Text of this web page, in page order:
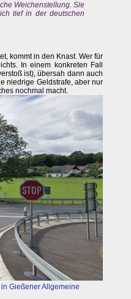
Weichenstellung. Sie
tief in der deutschen
kommt in den Knast. Wer für
In einem konkreten Fall
ist), übersah dann auch
niedrige Geldstrafe, aber nur
nochmal macht.
in Gießener Allgemeine